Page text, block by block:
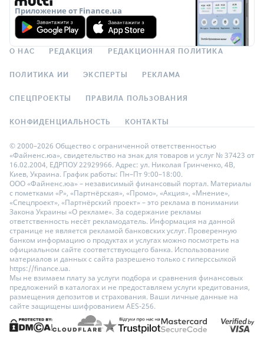
Приложение от Finance.ua
О НАС РЕДАКЦИЯ РЕДАКЦИОННАЯ ПОЛИТИКА
ПОЛИТИКА ИИ ЭКСПЕРТЫ РЕКЛАМА
СПЕЦПРОЕКТЫ ПРАВИЛА ПОЛЬЗОВАНИЯ
КОНФИДЕНЦИАЛЬНОСТЬ КОНТАКТЫ
© 2000–2026 Общество с ограниченной ответственностью
«Файненс.юа», свидетельство на знак для товаров и услуг № 37423 от
16.02.2004, ЕДРПОУ 22929966. Адрес: ул. Николая Гринченко, 4В,
Киев, Украина. График работы: Пн–Пт 9:00–18:00.
ООО «Файненс.юа» – независимый финансовый портал. Материалы
с пометками «Р», «Партнёрская», «Промо», «Акция», «Мнение»,
«Спецпроект», «Партнёрский проект» – это реклама в понимании
Закона Украины «О рекламе». За содержание рекламы
ответственность несёт рекламодатель. Информация на данной
странице не является рекламой банковских услуг. Проверенную
банком информацию о продуктах и услугах можно посмотреть на
официальном сайте соответствующего банка. Использование
материалов и данных с сайта разрешено только с гиперссылкой
https://finance.ua.
Мы не взимаем плату за услуги подбора и сравнения финансовых
предложений в каталогах и не предоставляем услуги кредитования,
размещения депозитов и страхования. Ваши личные данные на
сайте защищены шифрованием AES-256.